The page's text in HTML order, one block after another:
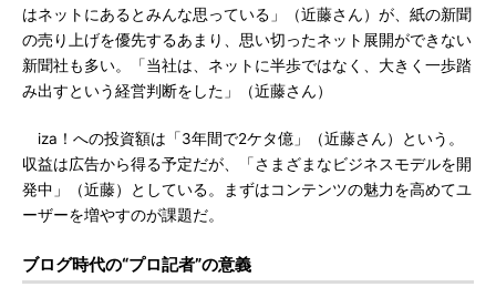
はネットにあるとみんな思っている」（近藤さん）が、紙の新聞
の売り上げを優先するあまり、思い切ったネット展開ができない
新聞社も多い。「当社は、ネットに半歩ではなく、大きく一歩踏
み出すという経営判断をした」（近藤さん）
iza！への投資額は「3年間で2ケタ億」（近藤さん）という。
収益は広告から得る予定だが、「さまざまなビジネスモデルを開
発中」（近藤）としている。まずはコンテンツの魅力を高めてユ
ーザーを増やすのが課題だ。
ブログ時代の“プロ記者”の意義